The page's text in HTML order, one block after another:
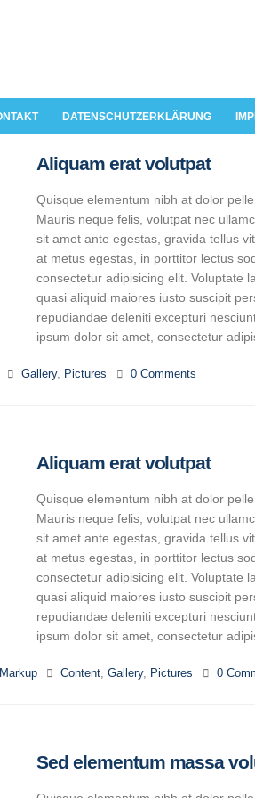
DATENSCHUTZERKLÄRUNG
Aliquam erat volutpat
Quisque elementum nibh at dolor
Mauris neque felis, volutpat nec
sit amet ante egestas, gravida tellus
at metus egestas, in porttitor lectus
consectetur adipisicing elit. Voluptate
quasi aliquid maiores iusto suscipit
repudiandae deleniti excepturi
ipsum dolor sit amet, consectetur
Gallery, Pictures 0 Comments
Aliquam erat volutpat
Quisque elementum nibh at dolor
Mauris neque felis, volutpat nec
sit amet ante egestas, gravida tellus
at metus egestas, in porttitor lectus
consectetur adipisicing elit. Voluptate
quasi aliquid maiores iusto suscipit
repudiandae deleniti excepturi
ipsum dolor sit amet, consectetur
Markup Content,Gallery, Pictures 0
Sed elementum massa